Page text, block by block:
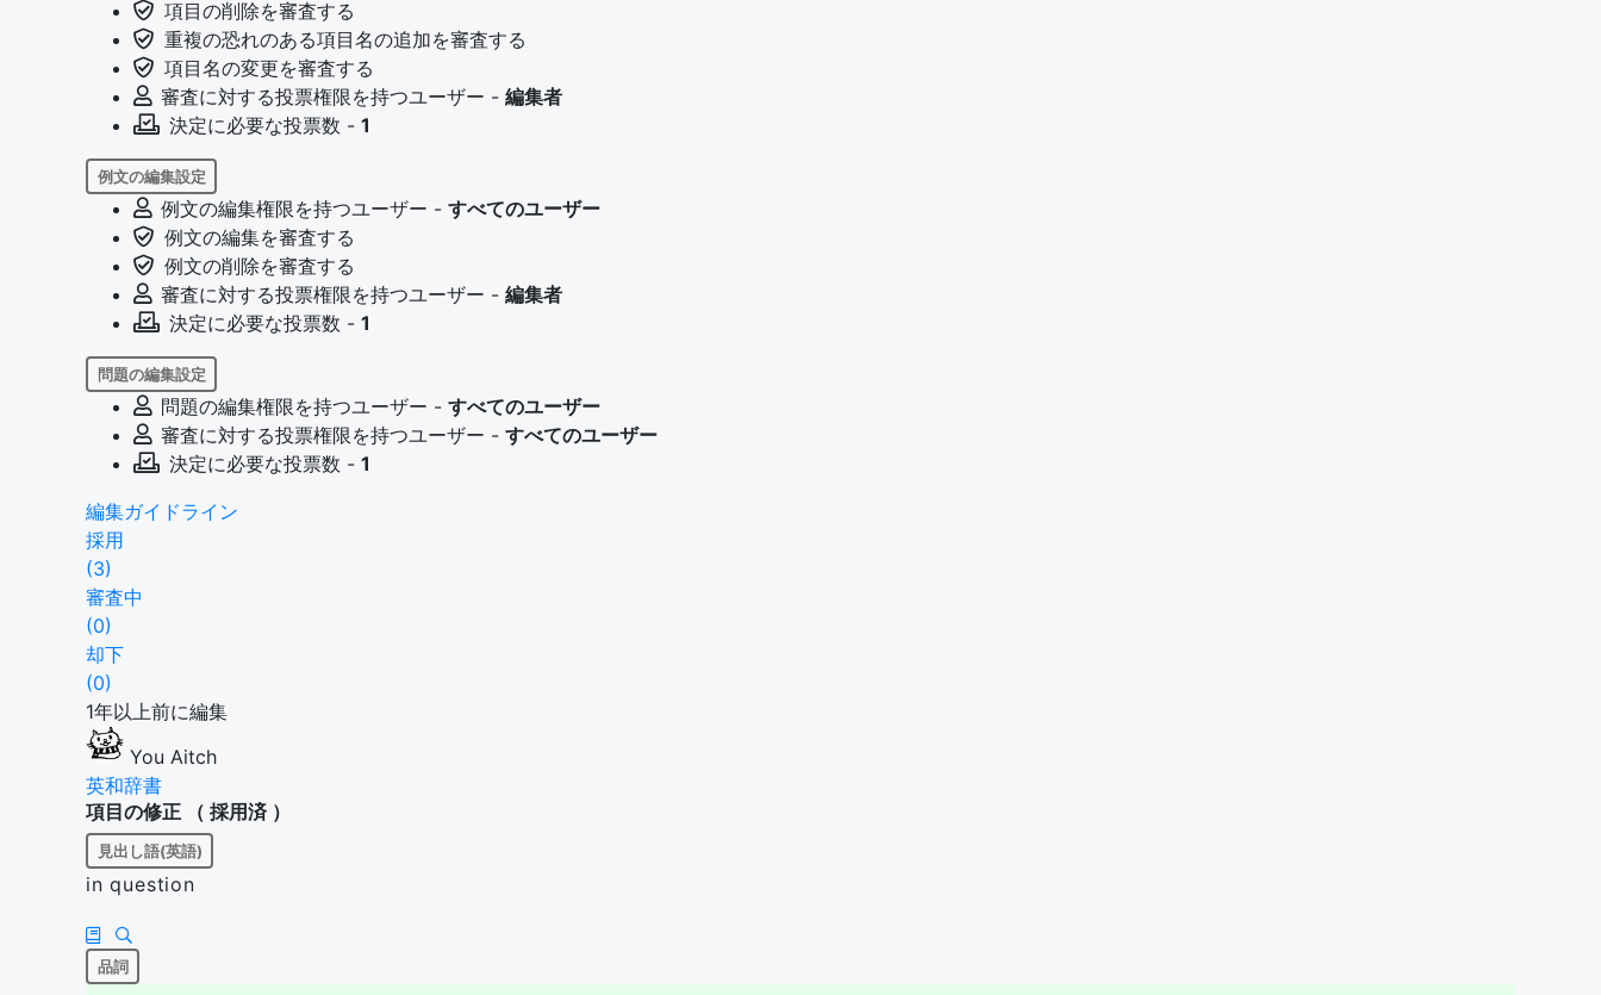
項目の削除を審査する
重複の恐れのある項目名の追加を審査する
項目名の変更を審査する
審査に対する投票権限を持つユーザー - 編集者
決定に必要な投票数 - 1
例文の編集設定
例文の編集権限を持つユーザー - すべてのユーザー
例文の編集を審査する
例文の削除を審査する
審査に対する投票権限を持つユーザー - 編集者
決定に必要な投票数 - 1
問題の編集設定
問題の編集権限を持つユーザー - すべてのユーザー
審査に対する投票権限を持つユーザー - すべてのユーザー
決定に必要な投票数 - 1
編集ガイドライン
採用
(3)
審査中
(0)
却下
(0)
1年以上前に編集
You Aitch
英和辞書
項目の修正 （ 採用済）
見出し語(英語)
in question
品詞